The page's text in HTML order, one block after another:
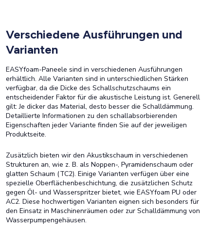
Verschiedene Ausführungen und
Varianten
EASYfoam-Paneele sind in verschiedenen Ausführungen
erhältlich. Alle Varianten sind in unterschiedlichen Stärken
verfügbar, da die Dicke des Schallschutzschaums ein
entscheidender Faktor für die akustische Leistung ist. Generell
gilt: Je dicker das Material, desto besser die Schalldämmung.
Detaillierte Informationen zu den schallabsorbierenden
Eigenschaften jeder Variante finden Sie auf der jeweiligen
Produktseite.
Zusätzlich bieten wir den Akustikschaum in verschiedenen
Strukturen an, wie z. B. als Noppen-, Pyramidenschaum oder
glatten Schaum (TC2). Einige Varianten verfügen über eine
spezielle Oberflächenbeschichtung, die zusätzlichen Schutz
gegen Öl- und Wasserspritzer bietet, wie EASYfoam PU oder
AC2. Diese hochwertigen Varianten eignen sich besonders für
den Einsatz in Maschinenräumen oder zur Schalldämmung von
Wasserpumpengehäusen.